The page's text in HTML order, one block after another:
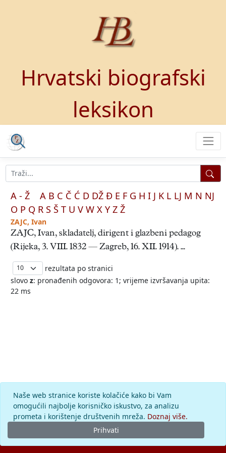
Hrvatski biografski
leksikon
A - Ž A B C Č Ć D DŽ Đ E F G H I J K L LJ M N NJ
O P Q R S Š T U V W X Y Z Ž
ZAJC, Ivan
ZAJC, Ivan, skladatelj, dirigent i glazbeni pedagog
(Rijeka, 3. VIII. 1832 — Zagreb, 16. XII. 1914). ...
rezultata po stranici
slovo z: pronađenih odgovora: 1; vrijeme izvršavanja upita:
22 ms
Naše web stranice koriste kolačiće kako bi Vam
omogućili najbolje korisničko iskustvo, za analizu
prometa i korištenje društvenih mreža. Doznaj više.
Prihvati
© 2026.Leksikografski zavodMiroslav Krleža